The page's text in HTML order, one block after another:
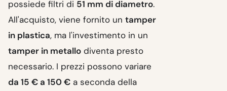
possiede filtri di 51 mm di diametro.
All'acquisto, viene fornito un tamper
in plastica, ma l'investimento in un
tamper in metallo diventa presto
necessario. I prezzi possono variare
da 15 € a 150 € a seconda della